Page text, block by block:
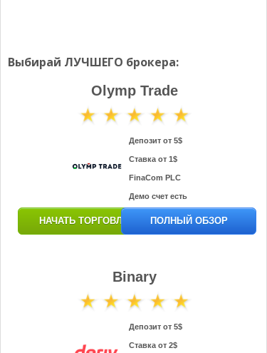
Выбирай ЛУЧШЕГО брокера:
Olymp Trade
Депозит от 5$
Ставка от 1$
FinaCom PLC
Демо счет есть
НАЧАТЬ ТОРГОВЛЮ ПОЛНЫЙ ОБЗОР
Binary
Депозит от 5$
Ставка от 2$